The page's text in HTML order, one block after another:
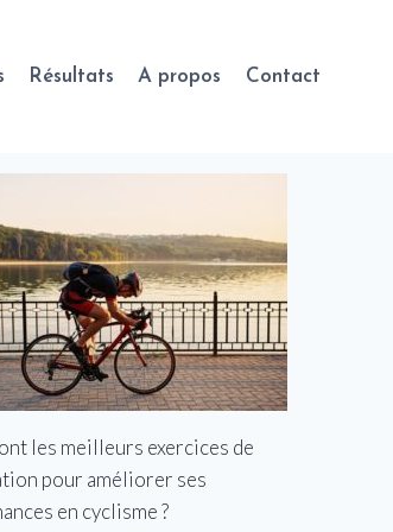
Résultats A propos Contact
les meilleurs exercices de
pour améliorer ses
en cyclisme ?